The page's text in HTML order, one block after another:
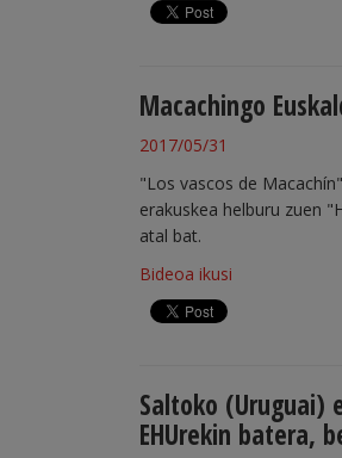
Macachingo
2017/05/31
"Los vascos de
erakuskea helburu zuen
atal bat.
Bideoa ikusi
Saltoko (Uruguai)
EHUrekin batera,